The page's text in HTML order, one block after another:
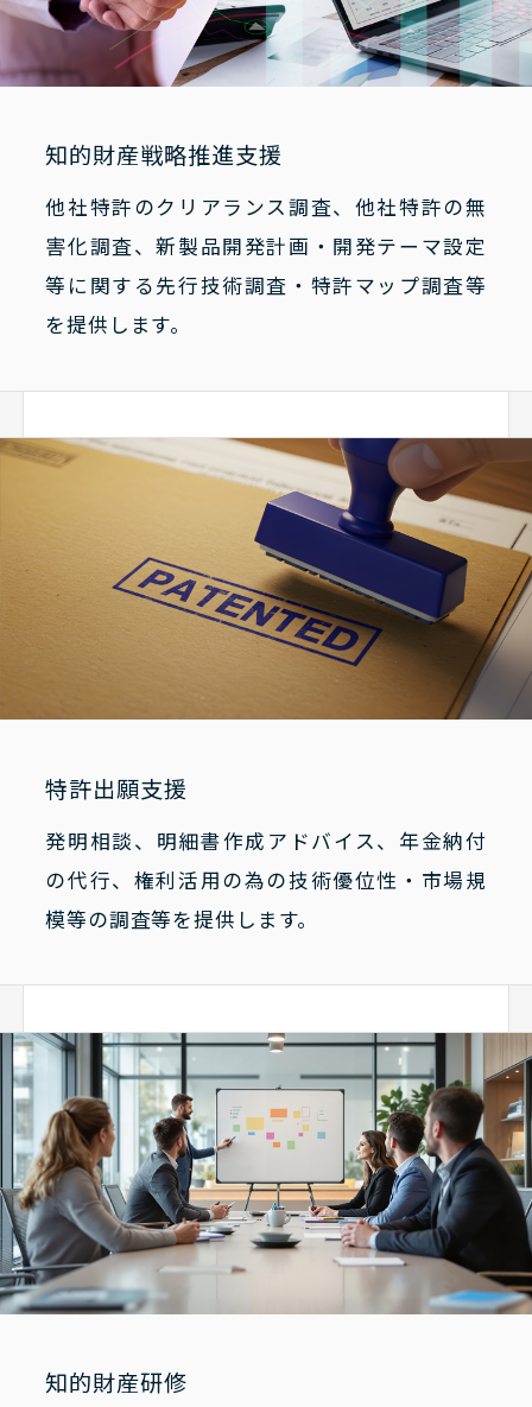
知的財産戦略推進支援
他社特許のクリアランス調査、他社特許の無
害化調査、新製品開発計画・開発テーマ設定
等に関する先行技術調査・特許マップ調査等
を提供します。
特許出願支援
発明相談、明細書作成アドバイス、年金納付
の代行、権利活用の為の技術優位性・市場規
模等の調査等を提供します。
知的財産研修